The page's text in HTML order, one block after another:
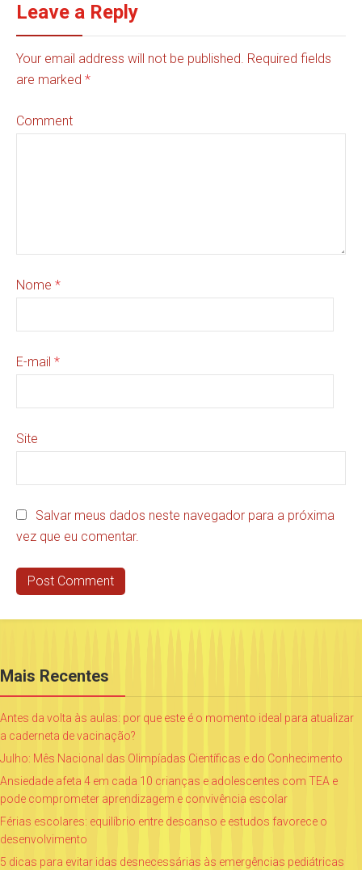
Leave a Reply
Your email address will not be published. Required fields
are marked *
Comment
Nome *
E-mail *
Site
Salvar meus dados neste navegador para a próxima
vez que eu comentar.
Mais Recentes
Antes da volta às aulas: por que este é o momento ideal para atualizar
a caderneta de vacinação?
Julho: Mês Nacional das Olimpíadas Científicas e do Conhecimento
Ansiedade afeta 4 em cada 10 crianças e adolescentes com TEA e
pode comprometer aprendizagem e convivência escolar
Férias escolares: equilíbrio entre descanso e estudos favorece o
desenvolvimento
5 dicas para evitar idas desnecessárias às emergências pediátricas